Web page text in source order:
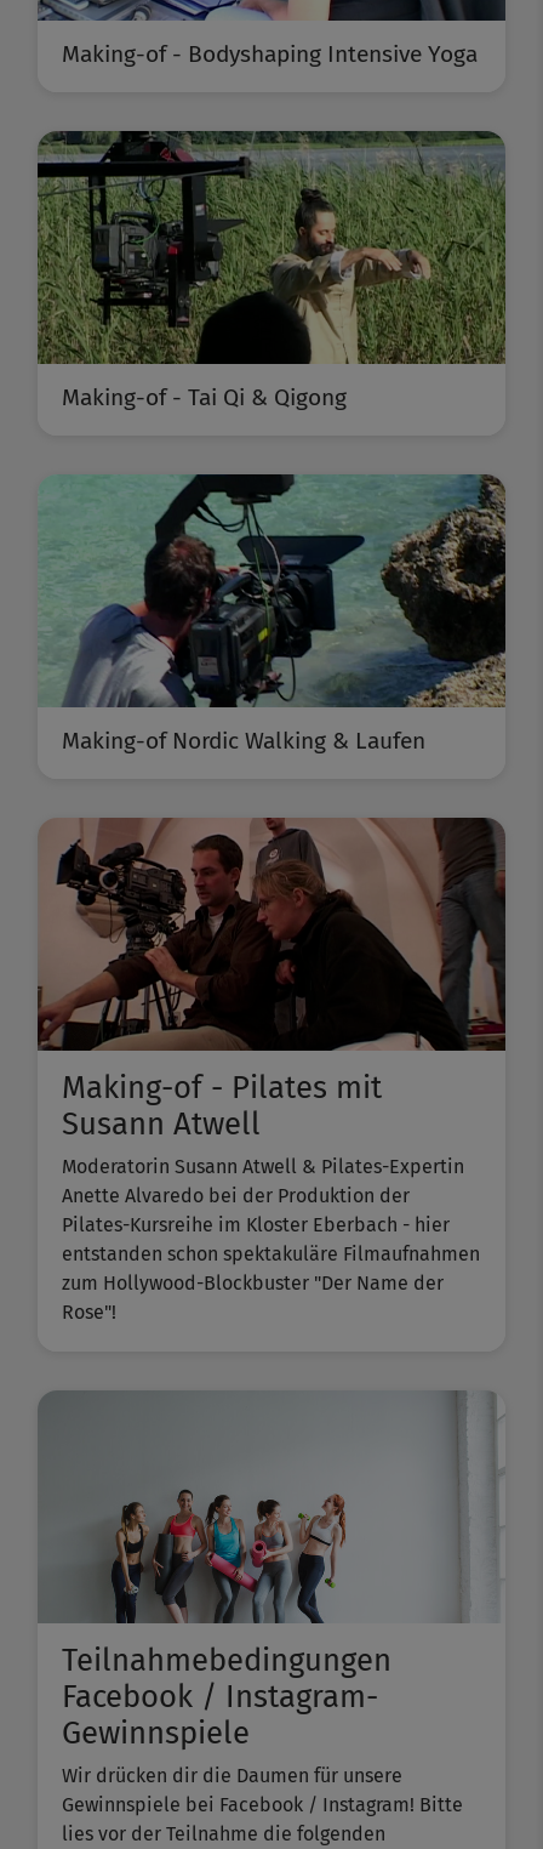
Making-of - Bodyshaping Intensive Yoga
Making-of - Tai Qi & Qigong
Making-of Nordic Walking & Laufen
Making-of - Pilates mit
Susann Atwell
Moderatorin Susann Atwell & Pilates-Expertin
Anette Alvaredo bei der Produktion der
Pilates-Kursreihe im Kloster Eberbach - hier
entstanden schon spektakuläre Filmaufnahmen
zum Hollywood-Blockbuster "Der Name der
Rose"!
Teilnahmebedingungen
Facebook / Instagram-
Gewinnspiele
Wir drücken dir die Daumen für unsere
Gewinnspiele bei Facebook / Instagram! Bitte
lies vor der Teilnahme die folgenden